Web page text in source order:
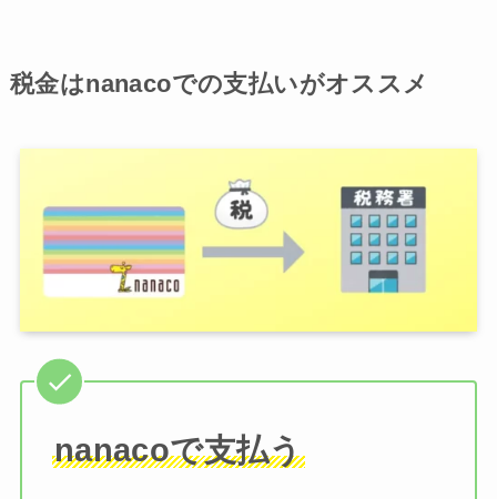
税金はnanacoでの支払いがオススメ
nanacoで支払う